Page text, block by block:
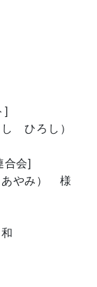
]
　ひろし）
会]
やみ）　様